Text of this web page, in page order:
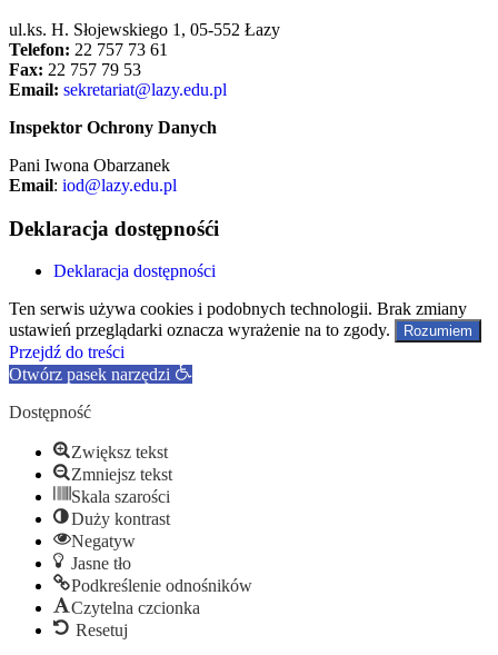
ul.ks. H. Słojewskiego 1, 05-552 Łazy
Telefon: 22 757 73 61
Fax: 22 757 79 53
Email: sekretariat@lazy.edu.pl
Inspektor Ochrony Danych
Pani Iwona Obarzanek
Email: iod@lazy.edu.pl
Deklaracja dostępnośći
Deklaracja dostępności
Ten serwis używa cookies i podobnych technologii. Brak zmiany
ustawień przeglądarki oznacza wyrażenie na to zgody.
Rozumiem
Przejdź do treści
Otwórz pasek narzędzi
Dostępność
Zwiększ tekst
Zmniejsz tekst
Skala szarości
Duży kontrast
Negatyw
Jasne tło
Podkreślenie odnośników
Czytelna czcionka
Resetuj